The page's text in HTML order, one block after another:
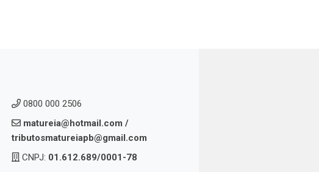
0800 000 2506
matureia@hotmail.com /
tributosmatureiapb@gmail.com
CNPJ: 01.612.689/0001-78